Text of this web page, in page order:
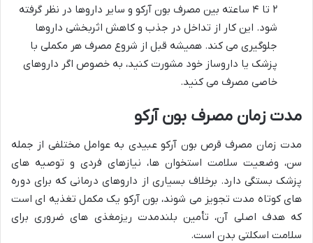
۲ تا ۴ ساعته بین مصرف بون آرکو و سایر داروها در نظر گرفته
شود. این کار از تداخل در جذب و کاهش اثربخشی داروها
جلوگیری می کند. همیشه قبل از شروع مصرف هر مکملی با
پزشک یا داروساز خود مشورت کنید، به خصوص اگر داروهای
خاصی مصرف می کنید.
مدت زمان مصرف بون آرکو
مدت زمان مصرف قرص بون آرکو عبیدی به عوامل مختلفی از جمله
سن، وضعیت سلامت استخوان ها، نیازهای فردی و توصیه های
پزشک بستگی دارد. برخلاف بسیاری از داروهای درمانی که برای دوره
های کوتاه مدت تجویز می شوند، بون آرکو یک مکمل تغذیه ای است
که هدف اصلی آن، تأمین بلندمدت ریزمغذی های ضروری برای
سلامت اسکلتی بدن است.